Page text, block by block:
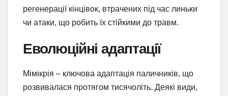
регенерації кінцівок, втрачених під час линьки
чи атаки, що робить їх стійкими до травм.
Еволюційні адаптації
Мімікрія – ключова адаптація паличників, що
розвивалася протягом тисячоліть. Деякі види,